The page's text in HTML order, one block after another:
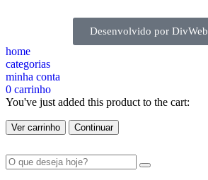
Desenvolvido por
home
categorias
minha conta
0 carrinho
You've just added this product to the cart:
Ver carrinho Continuar